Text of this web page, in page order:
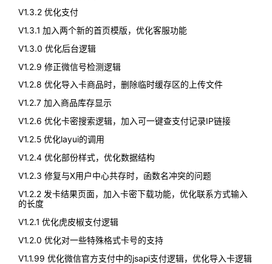
V1.3.2 优化支付
V1.3.1 加入两个新的首页模版，优化客服功能
V1.3.0 优化后台逻辑
V1.2.9 修正微信号检测逻辑
V1.2.8 优化导入卡商品时，删除临时缓存区的上传文件
V1.2.7 加入商品库存显示
V1.2.6 优化卡密搜索逻辑，加入可一键查支付记录IP链接
V1.2.5 优化layui的调用
V1.2.4 优化部份样式，优化数据结构
V1.2.3 修复与X用户中心共存时，函数名冲突的问题
V1.2.2 发卡结果页面，加入卡密下载功能，优化联系方式输入
的长度
V1.2.1 优化虎皮椒支付逻辑
V1.2.0 优化对一些特殊格式卡号的支持
V1.1.99 优化微信官方支付中的jsapi支付逻辑，优化导入卡逻辑